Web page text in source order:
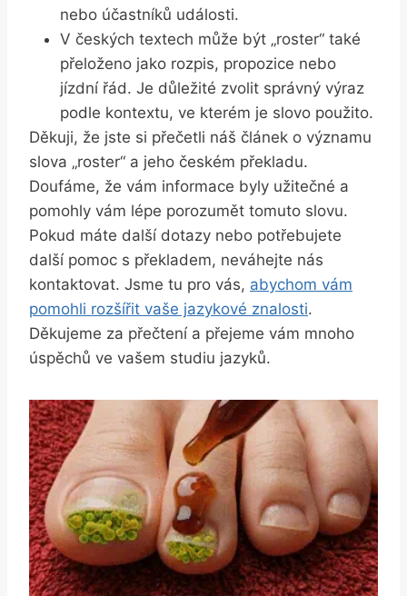
nebo účastníků události.
V českých textech může být „roster“ také
přeloženo jako rozpis, propozice nebo
jízdní řád. Je důležité zvolit správný výraz
podle kontextu, ve kterém je slovo použito.
Děkuji, že jste si přečetli náš článek o významu
slova „roster“ a jeho českém překladu.
Doufáme, že vám informace byly užitečné a
pomohly vám lépe porozumět tomuto slovu.
Pokud máte další dotazy nebo potřebujete
další pomoc s překladem, neváhejte nás
kontaktovat. Jsme tu pro vás, abychom vám
pomohli rozšířit vaše jazykové znalosti.
Děkujeme za přečtení a přejeme vám mnoho
úspěchů ve vašem studiu jazyků.